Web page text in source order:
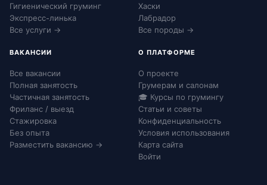
Гигиенический груминг
Экспресс-линька
Все услуги →
Хаски
Лабрадор
Все породы →
ВАКАНСИИ
Все вакансии
Полная занятость
Частичная занятость
Фриланс / выезд
Стажировка
Без опыта
Разместить вакансию →
О ПЛАТФОРМЕ
О проекте
Грумерам и салонам
🎓 Курсы по грумингу
Статьи и советы
Конфиденциальность
Условия использования
Карта сайта
Войти